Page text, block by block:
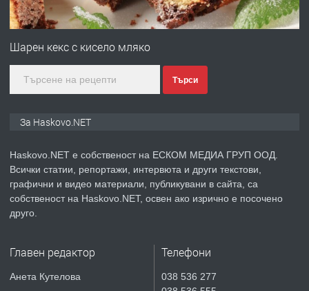
ПРЕДЛАГА
№4120 Магазин/Офис под наем в кв.
градската градина!
преди 4 дни
ПРЕДЛАГА
Продавам парцел в гр. Хасково кв.
Шарен кекс с кисело мляко
Търси
За Haskovo.NET
Haskovo.NET е собственост на ЕСКОМ МЕДИА ГРУП ООД.
Всички статии, репортажи, интервюта и други текстови,
графични и видео материали, публикувани в сайта, са
собственост на Haskovo.NET, освен ако изрично е посочено
друго.
Главен редактор
Анета Кутелова
Телефони
038 536 277